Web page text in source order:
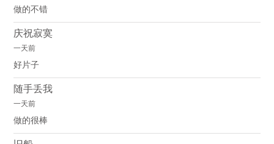
做的不错
庆祝寂寞
一天前
好片子
随手丢我
一天前
做的很棒